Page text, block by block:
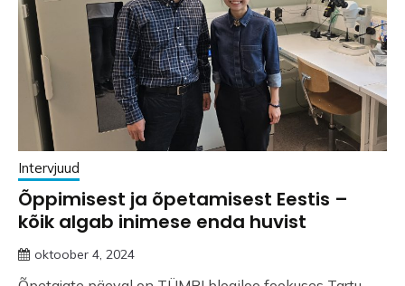
Intervjuud
Õppimisest ja õpetamisest Eestis –
kõik algab inimese enda huvist
oktoober 4, 2024